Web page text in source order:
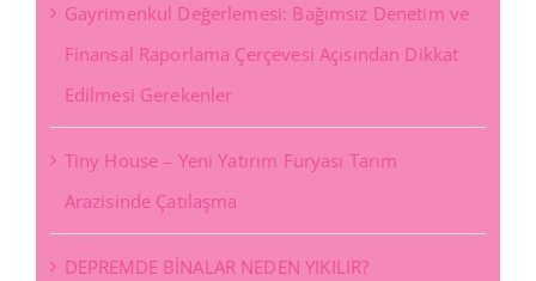
Gayrimenkul Değerlemesi: Bağımsız Denetim ve
Finansal Raporlama Çerçevesi Açısından Dikkat
Edilmesi Gerekenler
Tiny House – Yeni Yatırım Furyası Tarım
Arazisinde Çatılaşma
DEPREMDE BİNALAR NEDEN YIKILIR?